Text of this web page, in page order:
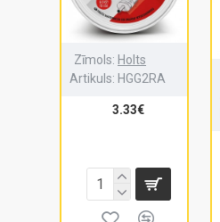
Zīmols: Holts
Artikuls: HGG2RA
3.33€